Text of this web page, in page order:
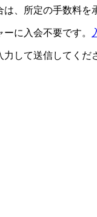
、所定の手数料を
に入会不要です。
して送信してくだ